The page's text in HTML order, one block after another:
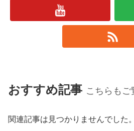
おすすめ記事 こちらも
関連記事は見つかりませんでした。